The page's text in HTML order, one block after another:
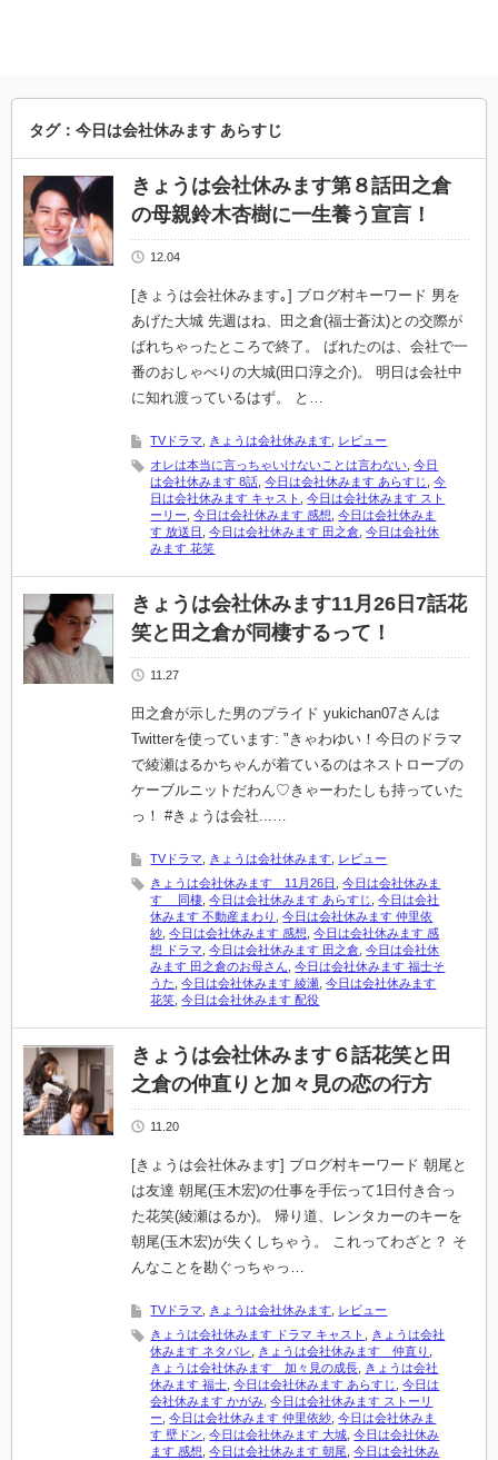
タグ：今日は会社休みます あらすじ
きょうは会社休みます第８話田之倉
の母親鈴木杏樹に一生養う宣言！
12.04
[きょうは会社休みます｡] ブログ村キーワード 男を
あげた大城 先週はね、田之倉(福士蒼汰)との交際が
ばれちゃったところで終了。 ばれたのは、会社で一
番のおしゃべりの大城(田口淳之介)。 明日は会社中
に知れ渡っているはず。 と…
TVドラマ きょうは会社休みます レビュー
オレは本当に言っちゃいけないことは言わない ,今日
は会社休みます 8話 ,今日は会社休みます あらすじ ,今
日は会社休みます キャスト
,今日は会社休みます スト
ーリー ,今日は会社休みます 感想 ,今日は会社休みま
す 放送日
,今日は会社休みます 田之倉 ,今日は会社休
みます 花笑
きょうは会社休みます11月26日7話花
笑と田之倉が同棲するって！
11.27
田之倉が示した男のプライド yukichan07さんは
Twitterを使っています: "きゃわゆい！今日のドラマ
で綾瀬はるかちゃんが着ているのはネストローブの
ケーブルニットだわん♡きゃーわたしも持っていた
っ！ #きょうは会社...…
TVドラマ きょうは会社休みます レビュー
きょうは会社休みます 11月26日
,今日は会社休みま
す 同棲 ,今日は会社休みます あらすじ ,今日は会社
休みます 不動産まわり
,今日は会社休みます 仲里依
紗 ,今日は会社休みます 感想 ,今日は会社休みます 感
想 ドラマ ,今日は会社休みます 田之倉 ,今日は会社休
みます 田之倉のお母さん ,今日は会社休みます 福士そ
うた ,今日は会社休みます 綾瀬 ,今日は会社休みます
花笑 ,今日は会社休みます 配役
きょうは会社休みます６話花笑と田
之倉の仲直りと加々見の恋の行方
11.20
[きょうは会社休みます] ブログ村キーワード 朝尾と
は友達 朝尾(玉木宏)の仕事を手伝って1日付き合っ
た花笑(綾瀬はるか)。 帰り道、レンタカーのキーを
朝尾(玉木宏)が失くしちゃう。 これってわざと？ そ
んなことを勘ぐっちゃっ…
TVドラマ きょうは会社休みます レビュー
きょうは会社休みます ドラマ キャスト
きょうは会社
休みます ネタバレ
きょうは会社休みます 仲直り
きょうは会社休みます 加々見の成長
きょうは会社
休みます 福士 ,今日は会社休みます あらすじ ,今日は
会社休みます かがみ ,今日は会社休みます ストーリ
ー ,今日は会社休みます 仲里依紗 ,今日は会社休みま
す 壁ドン ,今日は会社休みます 大城 ,今日は会社休み
ます 感想 ,今日は会社休みます 朝尾 ,今日は会社休み